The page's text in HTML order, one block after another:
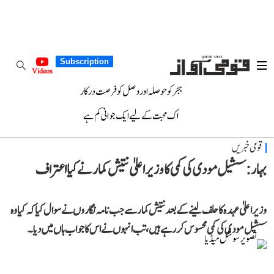
Subscription
Videos
ہجر کو حوصلہ اور وصل کو فرصت درکار
اک محبت کے لیے ایک جوانی کم ہے
قومی خبریں
بہار: سشیل مودی کی کمی کا وزیر اعلیٰ نتیش کمار نے کیا اعتراف
وزیر اعلیٰ عہدہ کا حلف لینے کے بعد نتیش کمار سے جب نامہ نگاروں نے سوال کیا کہ کیا وہ
سشیل مودی کی کمی محسوس کر رہے ہیں، تب انہوں نے اس کا جواب ہاں میں دیا۔